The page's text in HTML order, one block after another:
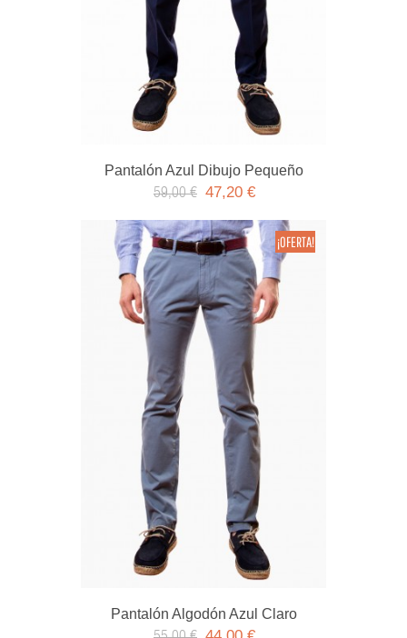
Pantalón Azul Dibujo Pequeño
59,00 € 47,20 €
¡OFERTA!
Pantalón Algodón Azul Claro